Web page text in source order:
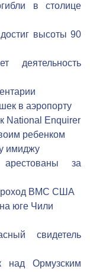
в столице
высоты 90
деятельность
в аэропорту
National Enquirer
ребенком
имиджу
арестованы за
ВМС США
юге Чили
свидетель
над Ормузским